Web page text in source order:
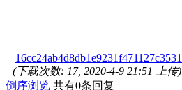
(下载次数: 17, 2020-4-9 21:51 上传)
倒序浏览 共有0条回复